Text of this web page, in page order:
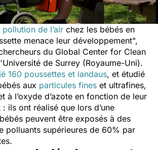
pollution de l’air chez les bébés en
menace leur développement",
du Global Center for Clean
de Surrey (Royaume-Uni).
160 poussettes et landaus, et étudié
aux particules fines et ultrafines,
à l’oxyde d’azote en fonction de leur
ils ont réalisé que lors d’une
peuvent être exposés à des
polluants supérieures de 60% par